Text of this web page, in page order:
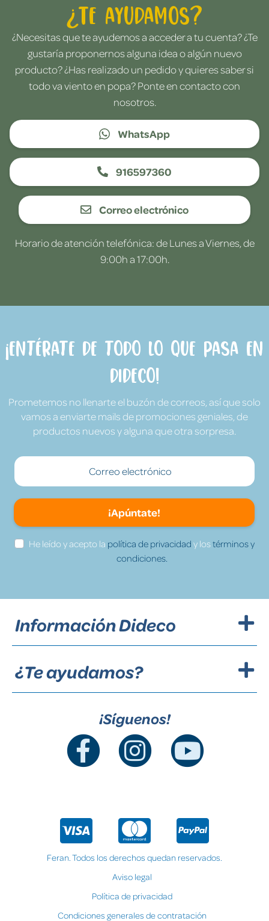
¿Te ayudamos?
¿Necesitas que te ayudemos a acceder a tu cuenta? ¿Te
gustaría proponernos alguna idea o algún nuevo
producto? ¿Has realizado un pedido y quieres saber si
todo va viento en popa? Ponte en contacto con
nosotros.
WhatsApp
916597360
Correo electrónico
Horario de atención telefónica: de Lunes a Viernes, de
9:00h a 17:00h.
¡Entérate de todo lo que pasa en
Dideco!
Prometemos no llenarte el buzón de correos, así que solo
vamos a enviarte mails de promociones geniales, de
productos nuevos y alguna que otra sorpresa.
¡Apúntate!
He leído y acepto la política de privacidad y lostérminos y
condiciones.
Información Dideco
¿Te ayudamos?
¡Síguenos!
Feran. Todos los derechos quedan reservados.
Aviso legal
Política de privacidad
Condiciones generales de contratación